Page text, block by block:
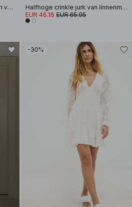
Ingerimpelde jurk met band en volume
Halfhoge crinkle jurk van linnenmix met volumineuze band
EUR 46.16 EUR 65.95
-30%